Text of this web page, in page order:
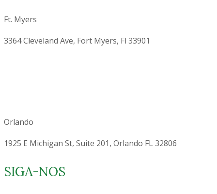
Ft. Myers
3364 Cleveland Ave, Fort Myers, Fl 33901
Orlando
1925 E Michigan St, Suite 201, Orlando FL 32806
SIGA-NOS